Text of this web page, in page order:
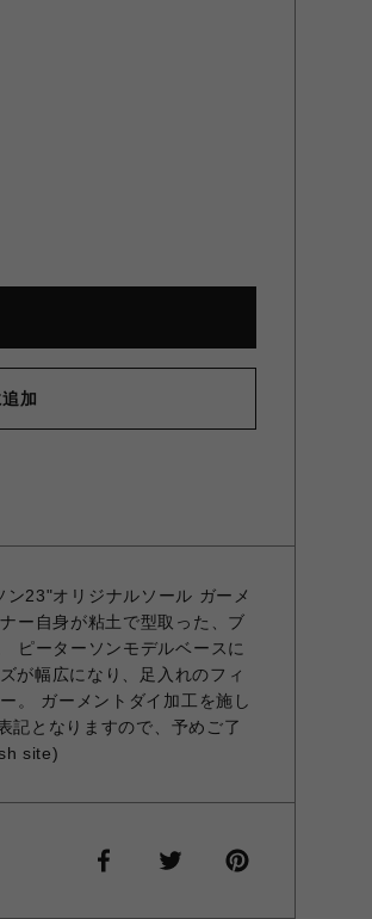
加
23"オリジナルソール ガーメ
ー自身が粘土で型取った、ブ
ピーターソンモデルベースに
が幅広になり、足入れのフィ
。 ガーメントダイ加工を施し
記となりますので、予めご了
site)